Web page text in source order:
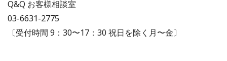
Q&Q お客様相談室
03-6631-2775
〔受付時間 9：30〜17：30 祝⽇を除く⽉〜⾦〕